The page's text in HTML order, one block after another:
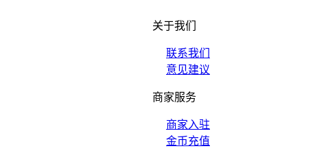
关于我们
联系我们
意见建议
商家服务
商家入驻
金币充值